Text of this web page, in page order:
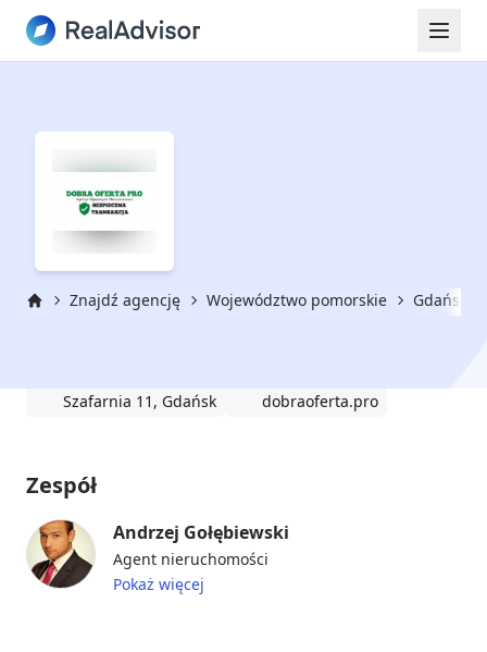
Znajdź agencję Województwo pomorskie Gdańsk
Szafarnia 11, Gdańsk dobraoferta.pro
Zespół
Andrzej Gołębiewski
Agent nieruchomości
Pokaż więcej